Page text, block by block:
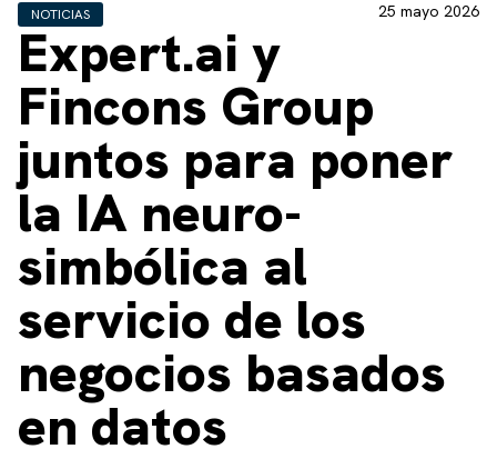
NOTICIAS 25 mayo 2026
Expert.ai y
Fincons Group
juntos para poner
la IA neuro-
simbólica al
servicio de los
negocios basados
en datos